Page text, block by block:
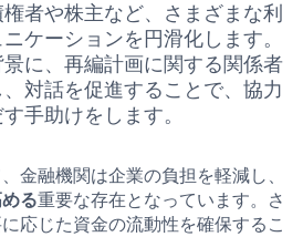
権者や株主など、さまざまな利
ケーションを円滑化します。
に、再編計画に関する関係者
対話を促進することで、協力
手助けをします。
金融機関は企業の負担を軽減し、
る重要な存在となっています。さ
応じた資金の流動性を確保するこ